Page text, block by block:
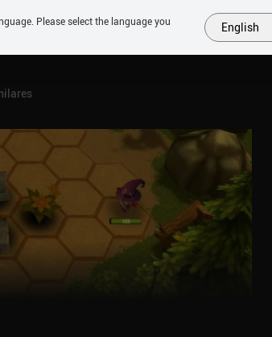
PRÓXIMOS SIMILARES COLECCIONES TOP
Please select the language you
English